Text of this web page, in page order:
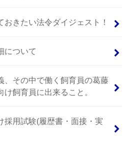
きたい法令ダイジェスト！
について
、その中で働く飼育員の葛藤
飼育員に出来ること。
採用試験(履歴書・面接・実